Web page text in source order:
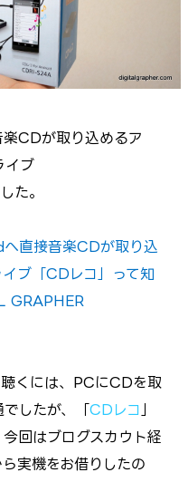
CDが取り込めるア
イブ
た。
直接音楽CDが取り込
ブ「CDレコ」って知
GRAPHER
くには、PCにCDを取
でしたが、「CDレコ
回はブログスカウト経
実機をお借りしたの